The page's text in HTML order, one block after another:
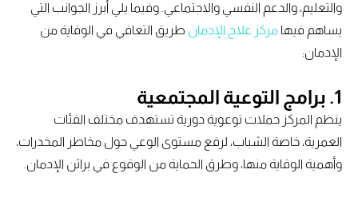
والتعليم، والدعم النفسي والاجتماعي. وفيما يلي أبرز الجوانب التي
يساهم فيهامركز علاج الإدمانطريق التعافي في الوقاية من
الإدمان:
برامج التوعية المجتمعية
ينظم المركز حملات توعوية دورية تستهدف مختلف الفئات
العمرية، خاصة الشباب، لرفع مستوى الوعي حول مخاطر المخدرات،
وأهمية الوقاية منها، وطرق الحماية من الوقوع في براثن الإدمان.